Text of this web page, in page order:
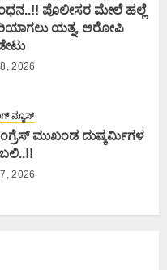
ಪೊಲೀಸರ ಮೇಲೆ ಹಲ್ಲೆ
ಯತ್ನ, ಆರೋಪಿ
2026
ನ್ಯೂಸ್
ಮುಖಂಡ ದುಷ್ಕರ್ಮಿಗಳ
2026